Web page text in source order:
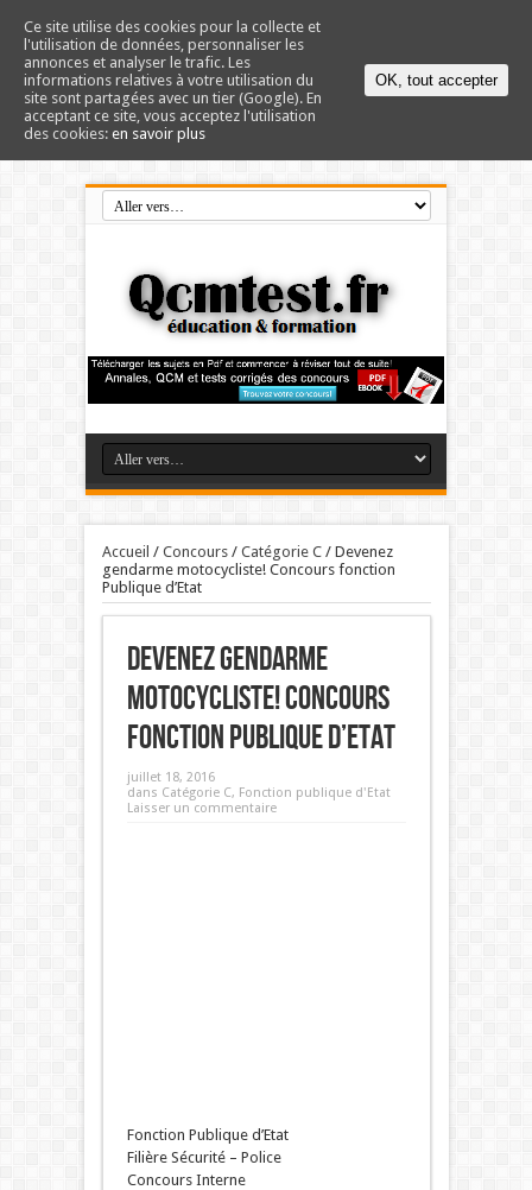
Accueil / Concours/ Catégorie C/ Devenez
gendarme motocycliste! Concours fonction
Publique d’Etat
Devenez gendarme
motocycliste! Concours
fonction Publique d’Etat
juillet 18, 2016
dans Catégorie C, Fonction publique d'Etat
Laisser un commentaire
Fonction Publique d’Etat
Filière Sécurité – Police
Concours Interne
Ce site utilise des cookies pour la collecte et
l'utilisation de données, personnaliser les
annonces et analyser le trafic. Les
informations relatives à votre utilisation du
site sont partagées avec un tier (Google). En
acceptant ce site, vous acceptez l'utilisation
des cookies: en savoir plus
OK, tout accepter